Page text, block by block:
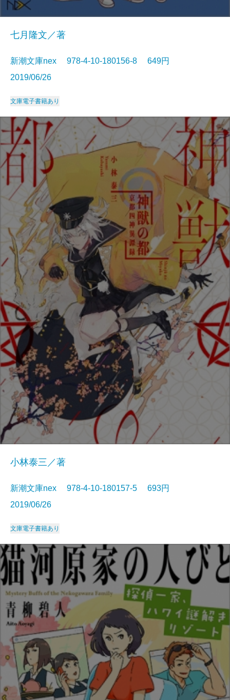
七月隆文／著
新潮文庫nex 978-4-10-180156-8 649円
2019/06/26
文庫電子書籍あり
小林泰三／著
新潮文庫nex 978-4-10-180157-5 693円
2019/06/26
文庫電子書籍あり